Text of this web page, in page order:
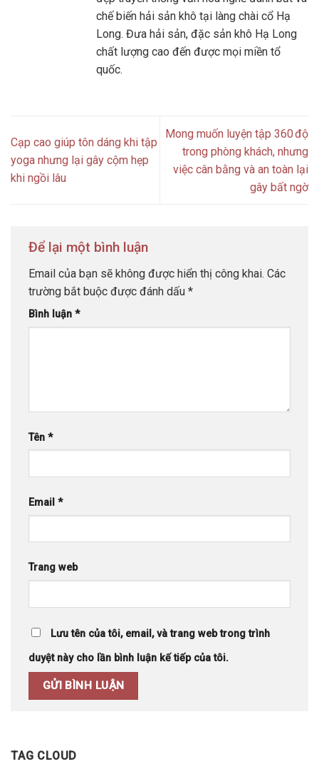
chế biến hải sản khô tại làng chài cổ Hạ
Long. Đưa hải sản, đặc sản khô Hạ Long
chất lượng cao đến được mọi miền tổ
quốc.
Cạp cao giúp tôn dáng khi tập
yoga nhưng lại gây cộm hẹp
khi ngồi lâu
Mong muốn luyện tập 360 độ
trong phòng khách, nhưng
việc cân bằng và an toàn lại
gây bất ngờ
Để lại một bình luận
Email của bạn sẽ không được hiển thị công khai. Các
trường bắt buộc được đánh dấu *
Bình luận *
Tên *
Email *
Trang web
Lưu tên của tôi, email, và trang web trong trình
duyệt này cho lần bình luận kế tiếp của tôi.
TAG CLOUD